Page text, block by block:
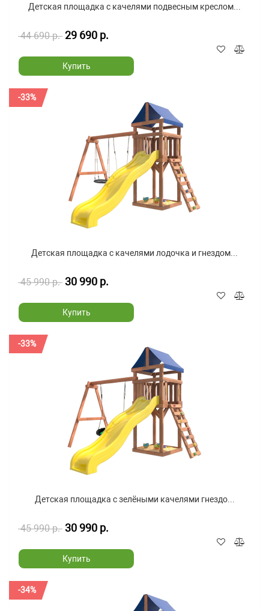
Детская площадка с качелями подвесным креслом...
44 690 р. 29 690 р.
Купить
-33%
Детская площадка с качелями лодочка и гнездом...
45 990 р. 30 990 р.
Купить
-33%
Детская площадка с зелёными качелями гнездо...
45 990 р. 30 990 р.
Купить
-34%